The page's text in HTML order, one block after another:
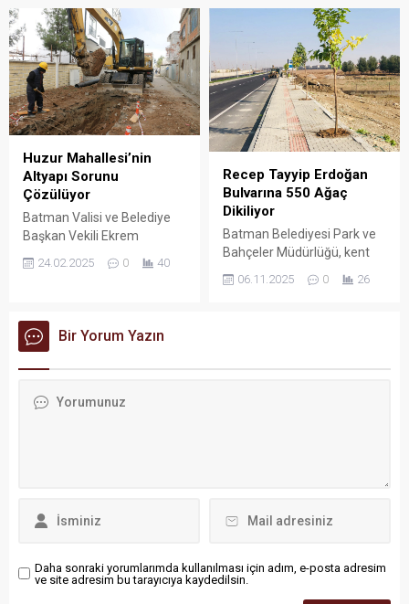
Batman Barosu tarafından
düzenlenen söyleşi
programında avukatlarla bir
araya geldi.
Huzur Mahallesi’nin
Altyapı Sorunu
Çözülüyor
Batman Valisi ve Belediye
Başkan Vekili Ekrem
Canalp’in talimatıyla
“Yerinde İletişim, Yerinde
çalışmaları başladı.
24.02.2025 0 40
Recep Tayyip Erdoğan
Bulvarına 550 Ağaç
Dikiliyor
Batman Belediyesi Park ve
Bahçeler Müdürlüğü, kent
çalışmalarına devam ediyor.
06.11.2025 0 26
Bir Yorum Yazın
Daha sonraki yorumlarımda kullanılması için adım, e-posta adresim
ve site adresim bu tarayıcıya kaydedilsin.